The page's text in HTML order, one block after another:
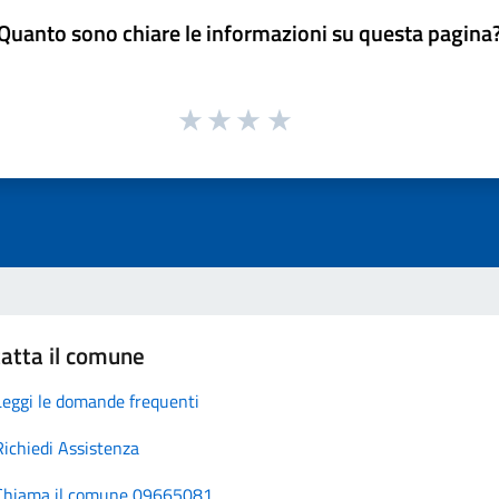
sono chiare le informazioni su questa
il comune
le domande frequenti
Assistenza